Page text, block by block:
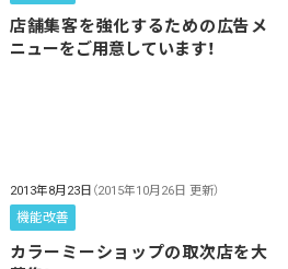
店舗集客を強化するための広告メ
ニューをご用意しています！
2013年8月23日 （2015年10月26日 更新）
機能改善
カラーミーショップの取次店を大